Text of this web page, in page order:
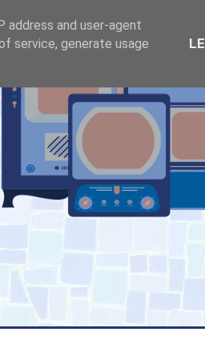
address and user-agent
service, generate usage